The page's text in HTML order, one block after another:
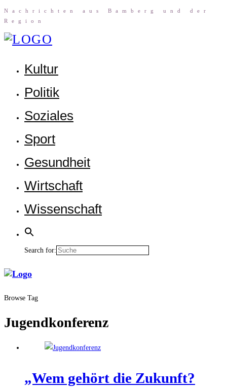
Nach­rich­ten aus Bam­berg und der
Region
Kul­tur
Poli­tik
Sozia­les
Sport
Gesund­heit
Wirt­schaft
Wis­sen­schaft
Search for:
Browse Tag
Jugendkonferenz
„Wem gehört die Zukunft?